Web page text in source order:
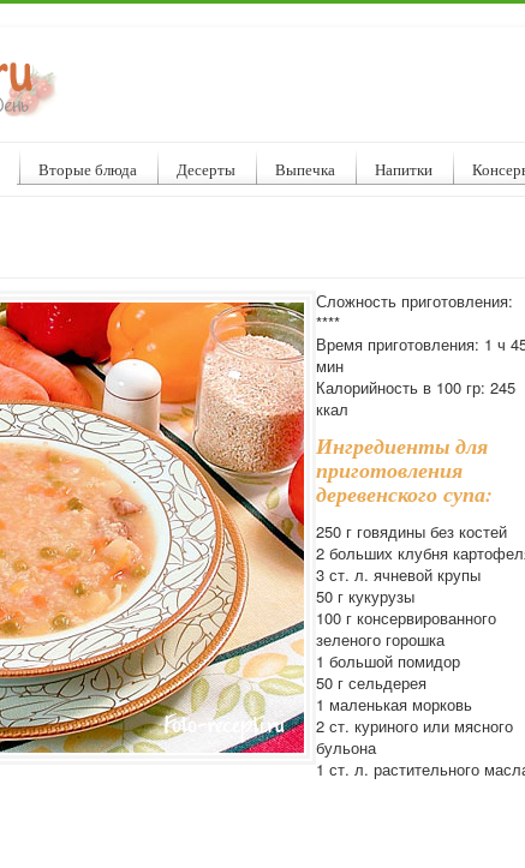
Вторые блюда Десерты Выпечка Напитки
Сложность приготовления:
****
Время приготовления: 1 ч
мин
Калорийность в 100 гр: 245
ккал
Ингредиенты для
приготовления
деревенского супа:
250 г говядины без костей
2 больших клубня
3 ст. л. ячневой крупы
50 г кукурузы
100 г консервированного
зеленого горошка
1 большой помидор
50 г сельдерея
1 маленькая морковь
2 ст. куриного или мясного
бульона
1 ст. л. растительного